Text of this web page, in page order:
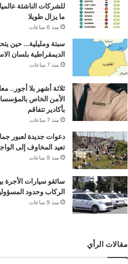
للشركات الناشئة
ما يزال طويلا
منذ 6 ساعات
سبتة ومليلية… حين
الديمقراطية بلسان
منذ 7 ساعات
ثلاثة أشهر بلا أجور..
الأمن الخاص
بأكادير تتفاقم
منذ 7 ساعات
دعوات جديدة لعبور
تعيد المخاوف إلى
منذ 9 ساعات
سائقو سيارات الأجرة
الركاب وحدود
منذ 9 ساعات
مقالات الرأي